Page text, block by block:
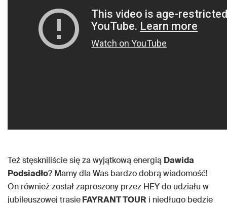
Też stęskniliście się za wyjątkową energią Dawida
Podsiadło? Mamy dla Was bardzo dobrą wiadomość!
On również został zaproszony przez HEY do udziału w
jubileuszowej trasieFAYRANT TOUR i niedługo będzie